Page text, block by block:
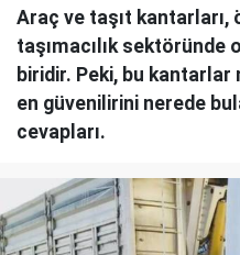
Araç ve taşıt
taşımacılık
biridir. Peki, bu
en güvenilirini nerede
cevapları.